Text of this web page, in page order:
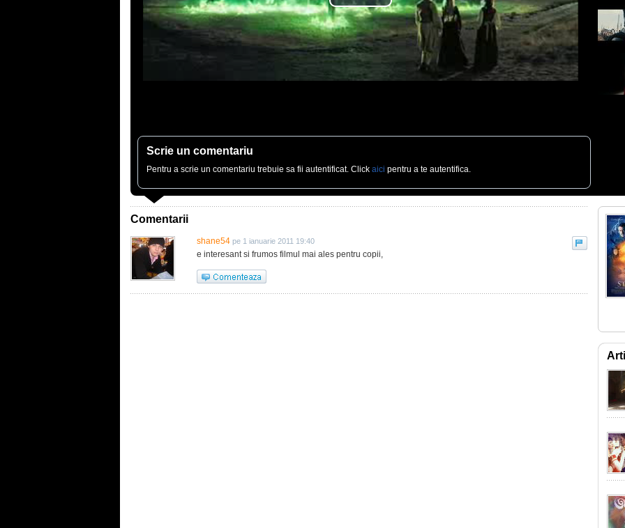
Scrie un comentariu
Pentru a scrie un comentariu trebuie sa fii autentificat. Click aici pentru a te autentifica.
Comentarii
shane54 pe 1 ianuarie 2011 19:40
e interesant si frumos filmul mai ales pentru copii,